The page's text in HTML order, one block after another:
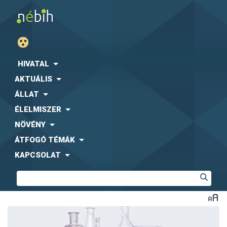
HIVATAL
AKTUÁLIS
ÁLLAT
ÉLELMISZER
NÖVÉNY
ÁTFOGÓ TÉMÁK
KAPCSOLAT